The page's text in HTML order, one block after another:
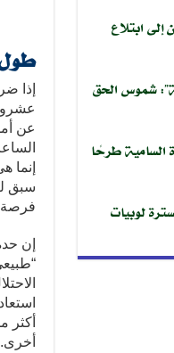
إذا
عن
إنما
سبق
فرصة
إن
أكثر
إلى ابتلاع
شموس الحق
السامية طرحًا
لوبيات